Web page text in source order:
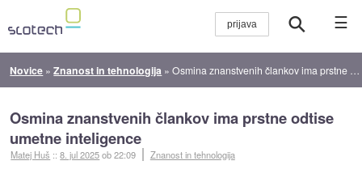
☰
Novice »Znanost in tehnologija »Osmina znanstvenih člankov ima prstne odtise umetne inteligence
Osmina znanstvenih člankov ima prstne odtise
umetne inteligence
Matej Huš ::8. jul 2025ob 22:09 Znanost in tehnologija